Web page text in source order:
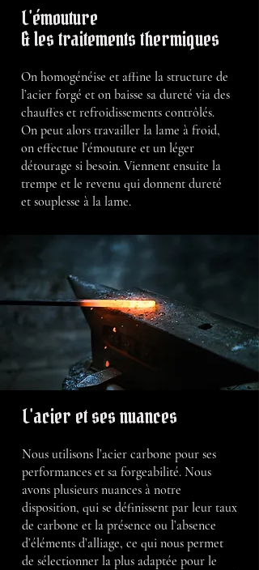
L'émouture
& les traitements thermiques
On homogénéise et affine la structure de
l’acier forgé et on baisse sa dureté via des
chauffes et refroidissements contrôlés.
On peut alors travailler la lame à froid,
on effectue l’émouture et un léger
détourage si besoin. Viennent ensuite la
trempe et le revenu qui donnent dureté
et souplesse à la lame.
L'acier et ses nuances
Nous utilisons l’acier carbone pour ses
performances et sa forgeabilité. Nous
avons plusieurs nuances à notre
disposition, qui se définissent par leur taux
de carbone et la présence ou l’absence
d’éléments d’alliage, ce qui nous permet
de sélectionner la plus adaptée pour le